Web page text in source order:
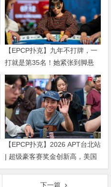
【EPCP扑克】九年不打牌，一
打就是第35名！她紧张到脚悬
空，但全世界以为她很淡定
【EPCP扑克】2026 APT台北站
| 超级豪客赛奖金创新高，美国
选手Ethan “Rampage” Yau领跑
下一篇